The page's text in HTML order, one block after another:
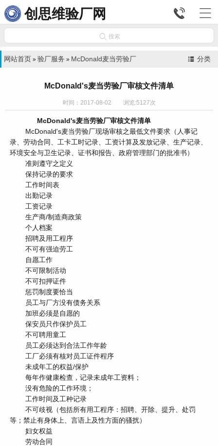
创思维验厂网 

 搜索
分类
网站首页 » 验厂服务 » McDonald麦当劳验厂
McDonald's麦当劳验厂审核文件清单
时间：2017-08-02 浏览:5127次
McDonald's麦当劳验厂审核文件清单
McDonald's麦当劳验厂现场审核之最低文件要求（人事记
录、劳动合同、工卡工时记录、工资计算及发放记录、生产记录、
环境安全与卫生记录、证书和报告、政府管理部门的批准书）
准则遵守之定义
保持记录的要求
工作时间表
出勤记录
工资记录
生产商/制造商政策
个人档案
招聘及用工程序
不可有强迫劳工
自愿工作
不可限制活动
不可扣押证件
惩罚制度要恰当
员工与厂方没有债务关系
加班必须是自愿的
保安员只作保护员工
不可聘用童工
员工必须达到合法工作年龄
工厂必须有核对员工证件程序
未成年工的权益/保护
每年作健康检查，记录未成年工资料；
没有危险的工作环境；
工作时间及工种记录
不可歧视（包括所有用工程序：招聘、开除、提升、处罚
等；禁止有身体上、言语上及性方面的骚扰）
妇女权益
劳动合同